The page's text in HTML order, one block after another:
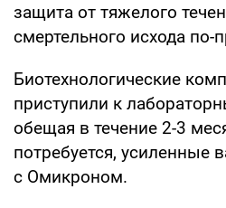
защита от тяжелого
смертельного исхода
Биотехнологические
приступили к
обещая в течение 2-3
потребуется, усиленные
с Омикроном.